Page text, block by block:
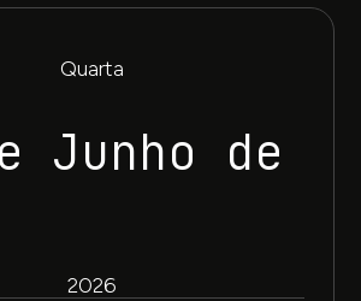
Quarta
Junho de
2026